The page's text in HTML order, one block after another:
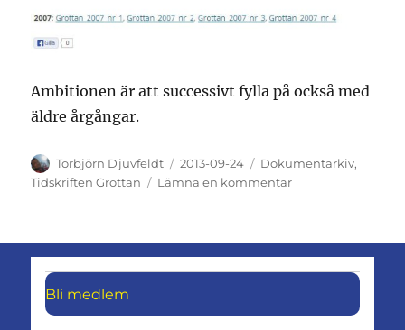
Ambitionen är att successivt fylla på också med
äldre årgångar.
Författare
Torbjörn Djuvfeldt
Publicerat
den
2013-09-24 Kategorier
Dokumentarkiv,
Tidskriften Grottan
Lämna en kommentartill
digital
form
Bli medlem